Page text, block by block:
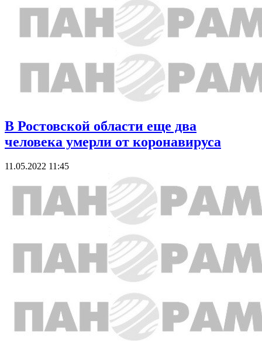
В Ростовской области еще два
человека умерли от коронавируса
11.05.2022 11:45